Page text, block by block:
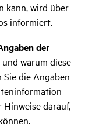
kann, wird über
informiert.
der
warum diese
die Angaben
darauf,